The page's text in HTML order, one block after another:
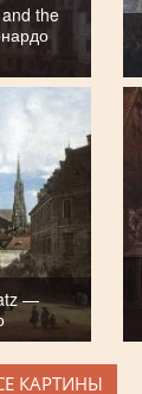
the
—
КАРТИНЫ